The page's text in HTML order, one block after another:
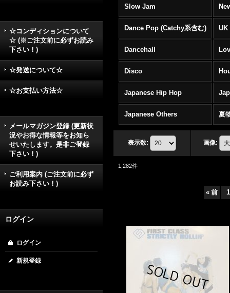
☆コンディションについて
☆ (※ご注文前に必ずお読み
下さい！)
☆発送について☆
☆お支払い方法☆
メールマガジン登録 (更新状
況やお得な情報等をお知ら
せいたします。是非ご登録
下さい！)
ご利用案内 (ご注文前に必ず
お読み下さい！)
ログイン
ログイン
新規登録
Slow Jam
Dance Pop (Catchy系含む) UK
Dancehall
Disco
Japanese Hip Hop
Japanese Others 夏
表示数: 画像:
1,282件
« 前 1